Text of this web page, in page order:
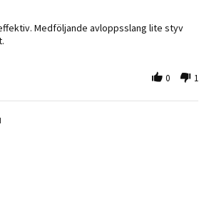
Nov 2024Medföljande avloppsslang lite styv
0 1
Nov 2024
21